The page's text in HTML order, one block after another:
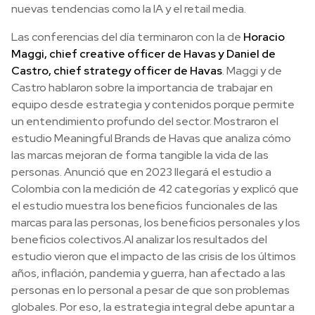
nuevas tendencias como la IA y el retail media.
Las conferencias del día terminaron con la de Horacio
Maggi, chief creative officer de Havas y Daniel de
Castro, chief strategy officer de Havas. Maggi y de
Castro hablaron sobre la importancia de trabajar en
equipo desde estrategia y contenidos porque permite
un entendimiento profundo del sector. Mostraron el
estudio Meaningful Brands de Havas que analiza cómo
las marcas mejoran de forma tangible la vida de las
personas. Anunció que en 2023 llegará el estudio a
Colombia con la medición de 42 categorías y explicó que
el estudio muestra los beneficios funcionales de las
marcas para las personas, los beneficios personales y los
beneficios colectivos.Al analizar los resultados del
estudio vieron que el impacto de las crisis de los últimos
años, inflación, pandemia y guerra, han afectado a las
personas en lo personal a pesar de que son problemas
globales. Por eso, la estrategia integral debe apuntar a